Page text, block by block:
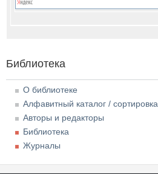
Библиотека
О библиотеке
Алфавитный каталог / сортировка
Авторы и редакторы
Библиотека
Журналы